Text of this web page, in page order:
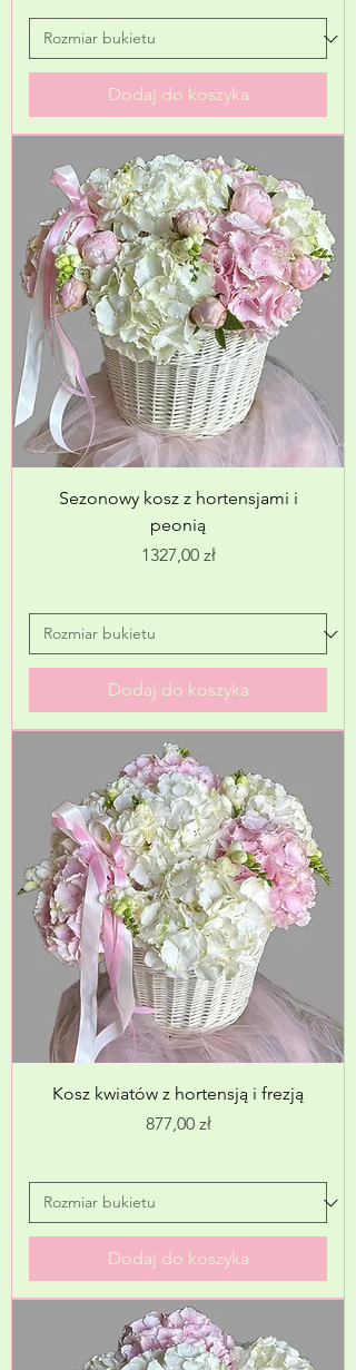
Dodaj do koszyka
Sezonowy kosz z hortensjami i
peonią
Cena
1327,00 zł
Dodaj do koszyka
Kosz kwiatów z hortensją i frezją
Cena
877,00 zł
Dodaj do koszyka